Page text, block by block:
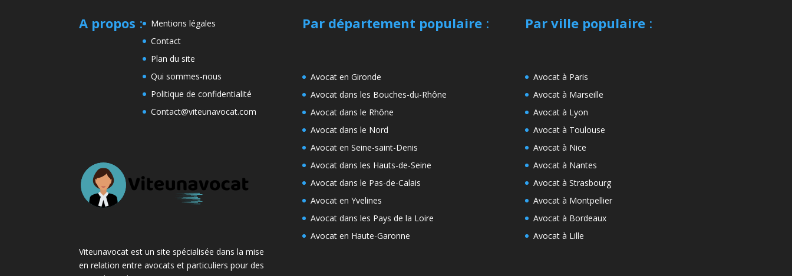
A propos :
Mentions légales
Contact
Plan du site
Qui sommes-nous
Politique de confidentialité
Contact@viteunavocat.com
Viteunavocat est un site spécialisée dans la mise
en relation entre avocats et particuliers pour des
Par département populaire:
Avocat en Gironde
Avocat dans les Bouches-du-Rhône
Avocat dans le Rhône
Avocat dans le Nord
Avocat en Seine-saint-Denis
Avocat dans les Hauts-de-Seine
Avocat dans le Pas-de-Calais
Avocat en Yvelines
Avocat dans les Pays de la Loire
Avocat en Haute-Garonne
Par ville populaire:
Avocat à Paris
Avocat à Marseille
Avocat à Lyon
Avocat à Toulouse
Avocat à Nice
Avocat à Nantes
Avocat à Strasbourg
Avocat à Montpellier
Avocat à Bordeaux
Avocat à Lille